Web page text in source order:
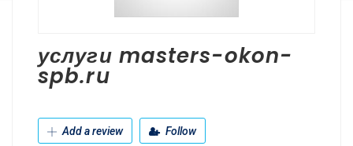
услуги masters-okon-
spb.ru
Add a review Follow